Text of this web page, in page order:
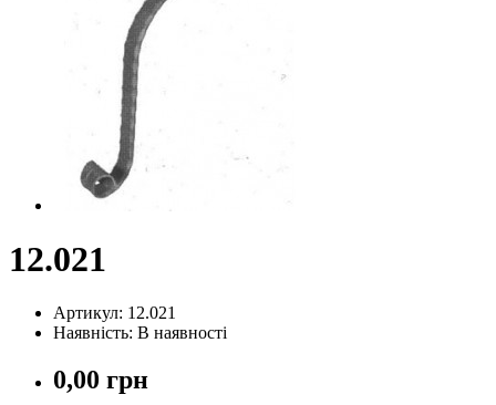
12.021
Артикул: 12.021
Наявність: В наявності
0,00 грн